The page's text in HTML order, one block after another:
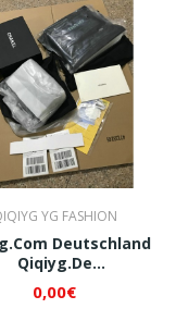
YG FASHION
Deutschland
Qiqiyg.de
QI297
0,00€